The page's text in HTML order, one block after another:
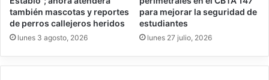
también mascotas y reportes
de perros callejeros heridos
lunes 3 agosto, 2026
para mejorar la seguridad de
estudiantes
lunes 27 julio, 2026